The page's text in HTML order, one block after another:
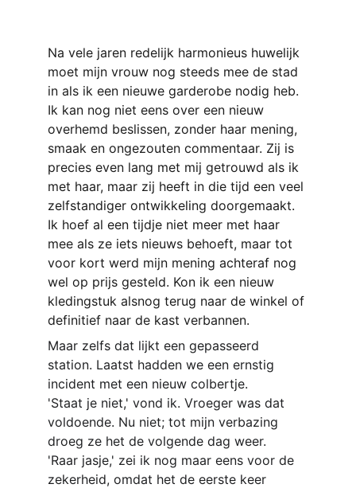
Na vele jaren redelijk harmonieus huwelijk
moet mijn vrouw nog steeds mee de stad
in als ik een nieuwe garderobe nodig heb.
Ik kan nog niet eens over een nieuw
overhemd beslissen, zonder haar mening,
smaak en ongezouten commentaar. Zij is
precies even lang met mij getrouwd als ik
met haar, maar zij heeft in die tijd een veel
zelfstandiger ontwikkeling doorgemaakt.
Ik hoef al een tijdje niet meer met haar
mee als ze iets nieuws behoeft, maar tot
voor kort werd mijn mening achteraf nog
wel op prijs gesteld. Kon ik een nieuw
kledingstuk alsnog terug naar de winkel of
definitief naar de kast verbannen.
Maar zelfs dat lijkt een gepasseerd
station. Laatst hadden we een ernstig
incident met een nieuw colbertje.
'Staat je niet,' vond ik. Vroeger was dat
voldoende. Nu niet; tot mijn verbazing
droeg ze het de volgende dag weer.
'Raar jasje,' zei ik nog maar eens voor de
zekerheid, omdat het de eerste keer